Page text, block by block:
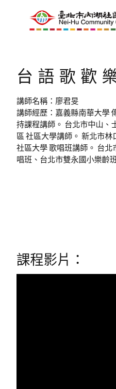
台語歌歡
講師名稱：廖君旻
講師經歷：嘉義縣南華大學
持課程講師。 台北市中山、
區 社區大學講師。 新北市
社區大學 歌唱班講師。 台
唱班、台北市雙永國小樂齡
課程影片：